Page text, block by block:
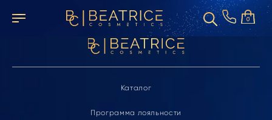
0
Элемент не найден
Каталог
Программа лояльности